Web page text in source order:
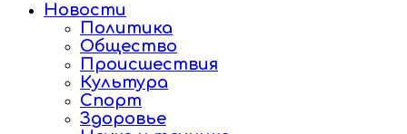
Новости
Политика
Общество
Происшествия
Культура
Спорт
Здоровье